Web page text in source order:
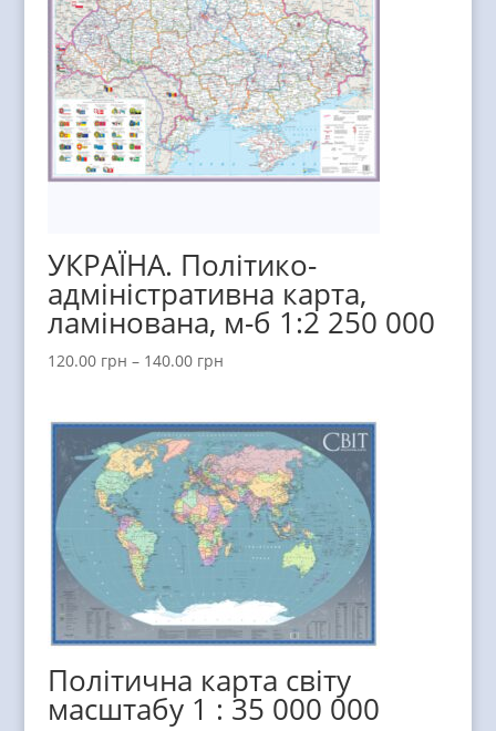
УКРАЇНА. Політико-
адміністративна карта,
ламінована, м-б 1:2 250 000
120.00 грн – 140.00 грн
Політична карта світу
масштабу 1 : 35 000 000